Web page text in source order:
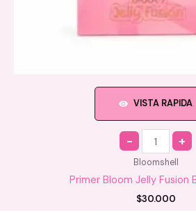
VISTA RAPIDA
Quantity
Bloomshell
Primer Bloom Jelly Fusion
$30.000